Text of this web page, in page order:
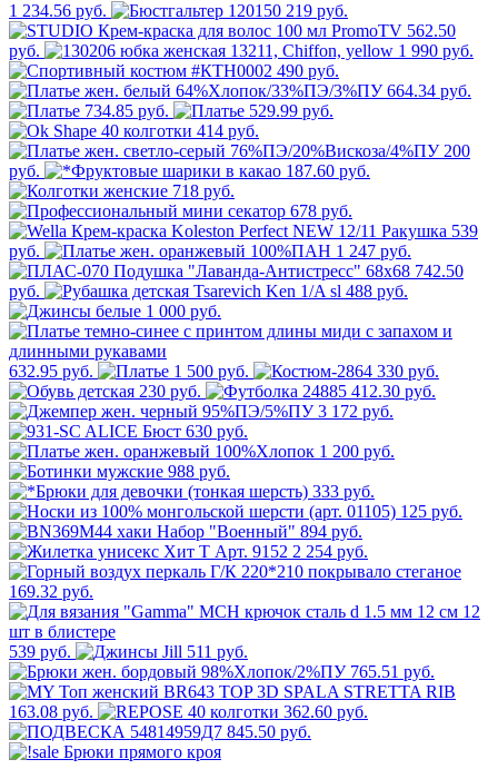
1 234.56 руб.
219 руб.
562.50
руб.
1 990 руб.
490 руб.
664.34 руб.
734.85 руб.
529.99 руб.
414 руб.
200
руб.
187.60 руб.
718 руб.
678 руб.
539
руб.
1 247 руб.
742.50
руб.
488 руб.
1 000 руб.
632.95 руб. 1 500 руб.
330 руб.
230 руб.
412.30 руб.
3 172 руб.
630 руб.
1 200 руб.
988 руб.
333 руб.
125 руб.
894 руб.
2 254 руб.
169.32 руб.
539 руб.
511 руб.
765.51 руб.
163.08 руб.
362.60 руб.
845.50 руб.